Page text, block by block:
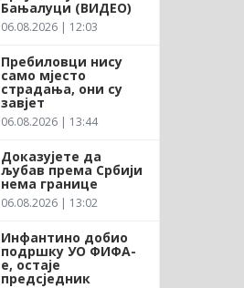
Бањалуци (ВИДЕО)
06.08.2026 | 12:03
Пребиловци нису
само мјесто
страдања, они су
завјет
06.08.2026 | 13:44
Доказујете да
љубав према Србији
нема границе
06.08.2026 | 13:02
Инфантино добио
подршку УО ФИФА-
е, остаје
предсједник